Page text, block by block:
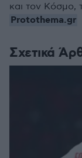
Σχετικά
και τον Κόσμο,
Protothema.gr